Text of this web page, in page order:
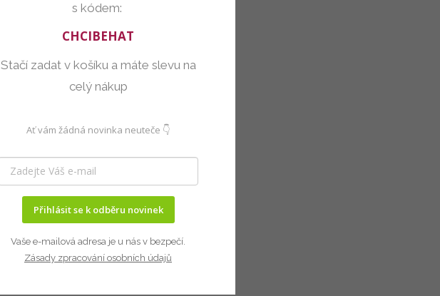
s kódem:
CHCIBEHAT
Stačí zadat v košíku a máte slevu na
celý nákup
Ať vám žádná novinka neuteče 👇
Přihlásit se k odběru novinek
Vaše e-mailová adresa je u nás v bezpečí.
Zásady zpracování osobních údajů